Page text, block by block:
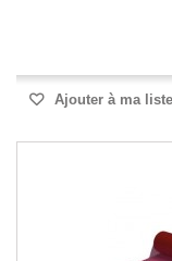
Ajouter à ma